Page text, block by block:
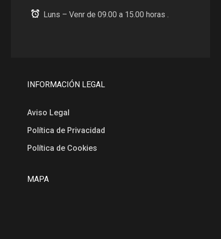
Luns – Venr de 09.00 a 15.00 horas .
INFORMACIÓN LEGAL
Aviso Legal
Política de Privacidad
Política de Cookies
MAPA